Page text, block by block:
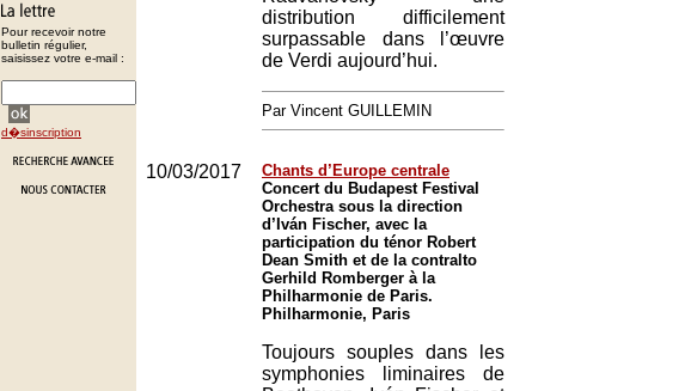
Pour recevoir notre
bulletin régulier,
saisissez votre e-mail :
d�sinscription
distribution difficilement
surpassable dans l’œuvre
de Verdi aujourd’hui.
Par Vincent GUILLEMIN
10/03/2017
Chants d’Europe centrale
Concert du Budapest Festival
Orchestra sous la direction
d’Iván Fischer, avec la
participation du ténor Robert
Dean Smith et de la contralto
Gerhild Romberger à la
Philharmonie de Paris.
Philharmonie, Paris
Toujours souples dans les
symphonies liminaires de